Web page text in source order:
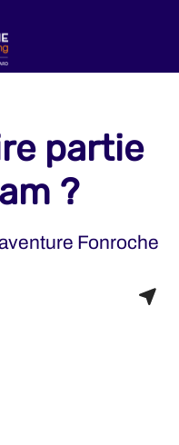
partie
?
Fonroche